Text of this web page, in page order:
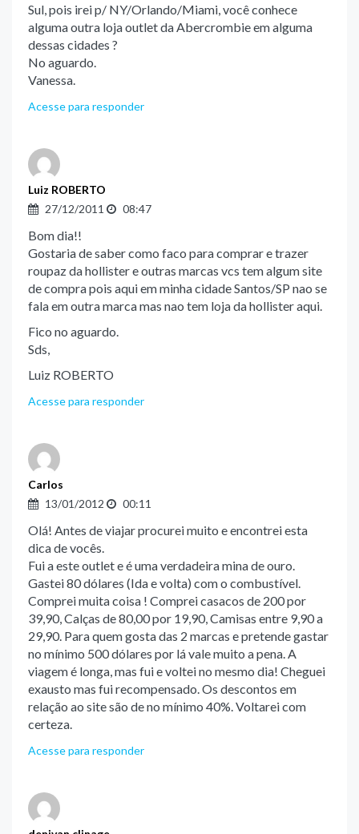
Sul, pois irei p/ NY/Orlando/Miami, você conhece
alguma outra loja outlet da Abercrombie em alguma
dessas cidades ?
No aguardo.
Vanessa.
Acesse para responder
Luiz ROBERTO
27/12/2011
08:47
Bom dia!!
Gostaria de saber como faco para comprar e trazer
roupaz da hollister e outras marcas vcs tem algum site
de compra pois aqui em minha cidade Santos/SP nao se
fala em outra marca mas nao tem loja da hollister aqui.
Fico no aguardo.
Sds,
Luiz ROBERTO
Acesse para responder
Carlos
13/01/2012
00:11
Olá! Antes de viajar procurei muito e encontrei esta
dica de vocês.
Fui a este outlet e é uma verdadeira mina de ouro.
Gastei 80 dólares (Ida e volta) com o combustível.
Comprei muita coisa ! Comprei casacos de 200 por
39,90, Calças de 80,00 por 19,90, Camisas entre 9,90 a
29,90. Para quem gosta das 2 marcas e pretende gastar
no mínimo 500 dólares por lá vale muito a pena. A
viagem é longa, mas fui e voltei no mesmo dia! Cheguei
exausto mas fui recompensado. Os descontos em
relação ao site são de no mínimo 40%. Voltarei com
certeza.
Acesse para responder